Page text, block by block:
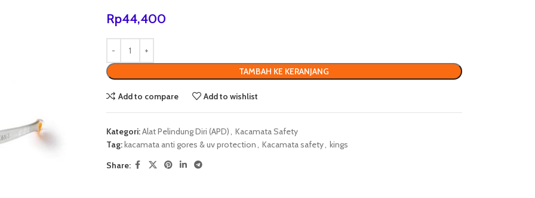
Rp44,400
TAMBAH KE KERANJANG
Add to compare Add to wishlist
Kategori:Alat Pelindung Diri (APD), Kacamata Safety
Tag:kacamata anti gores & uv protection, Kacamata safety, kings
Share: